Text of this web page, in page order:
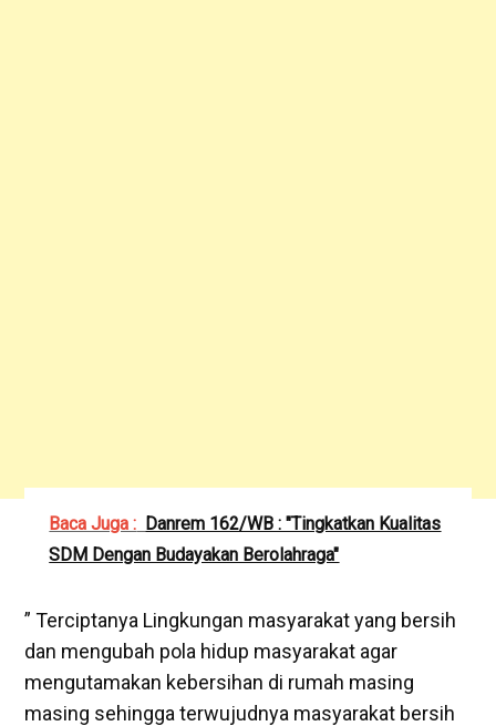
Baca Juga : Danrem 162/WB : "Tingkatkan Kualitas
SDM Dengan Budayakan Berolahraga"
” Terciptanya Lingkungan masyarakat yang bersih
dan mengubah pola hidup masyarakat agar
mengutamakan kebersihan di rumah masing
masing sehingga terwujudnya masyarakat bersih